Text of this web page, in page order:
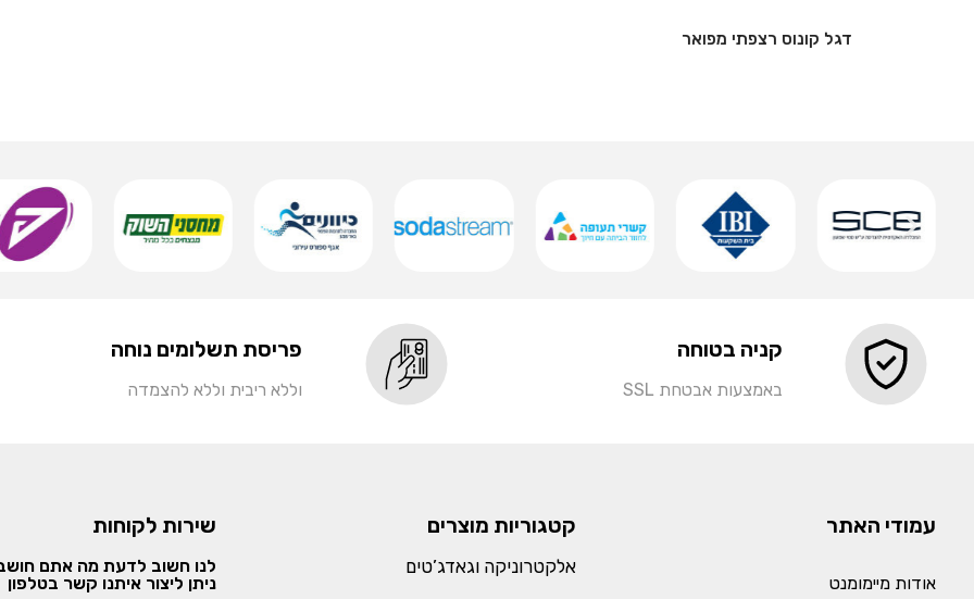
שלט אותיות מואר
קניה בטוחה
באמצעות אבטחת SSL
פריסת תשלומים נוחה
וללא ריבית וללא להצמדה
עמודי האתר
אודות מיימומנט
קטגוריות מוצרים
אלקטרוניקה וגאדג’טים
שירות לקוחות
לנו חשוב לדעת מה אתם
ניתן ליצור איתנו קשר בטלפון